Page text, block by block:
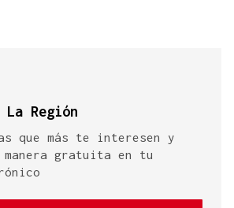
Región
que más te interesen y
gratuita en tu